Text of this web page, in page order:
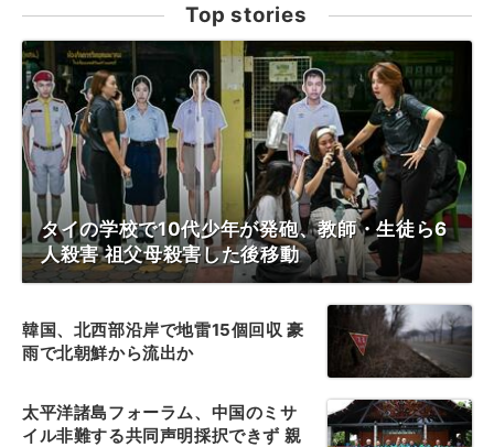
Top stories
タイの学校で10代少年が発砲、教師・生徒ら6
人殺害 祖父母殺害した後移動
韓国、北西部沿岸で地雷15個回収 豪
雨で北朝鮮から流出か
太平洋諸島フォーラム、中国のミサ
イル非難する共同声明採択できず 親